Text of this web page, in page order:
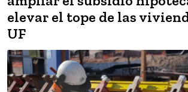
elevar el tope de las
UF